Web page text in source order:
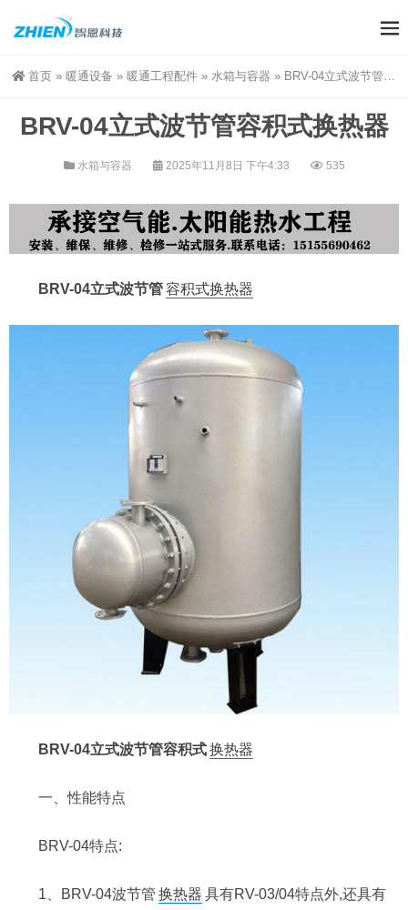
首页 » 暖通设备 » 暖通工程配件 » 水箱与容器 » BRV-04立式波节管容积式换热器
BRV-04立式波节管容积式换热器
水箱与容器 2025年11月8日 下午4:33 535
BRV-04立式波节管容积式换热器
BRV-04立式波节管容积式换热器
一、性能特点
BRV-04特点:
1、BRV-04波节管 换热器 具有RV-03/04特点外,还具有